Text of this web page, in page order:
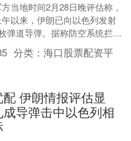
当地时间2月28日晚评估称，
以来，伊朗已向以色列发射
弹道导弹。据称防空系统拦截
弹，其余导弹落入空旷地带。
报道....
分类：海口股票配资平
伊朗情报评估显
导弹击中以色列相